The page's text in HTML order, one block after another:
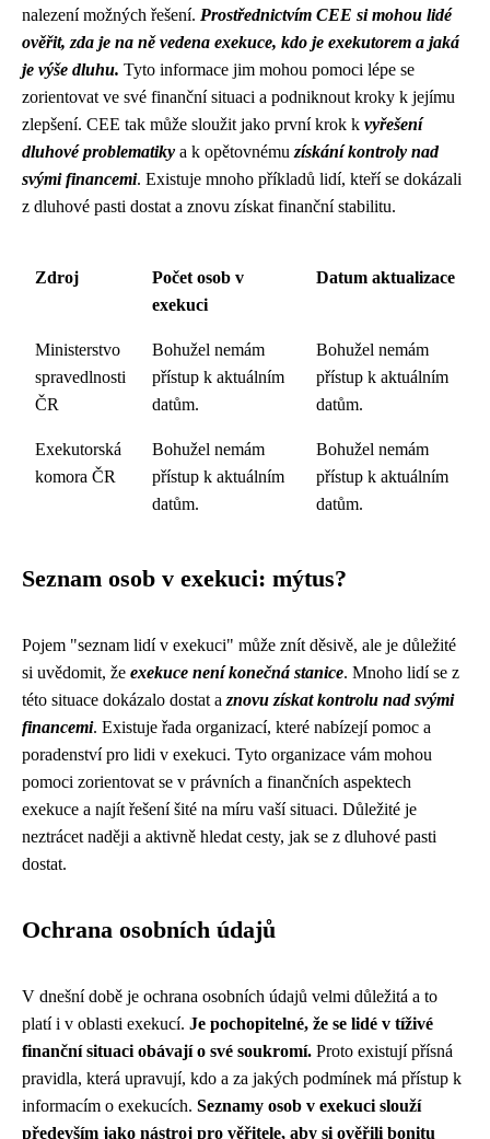
nalezení možných řešení. Prostřednictvím CEE si mohou lidé
ověřit, zda je na ně vedena exekuce, kdo je exekutorem a jaká
je výše dluhu. Tyto informace jim mohou pomoci lépe se
zorientovat ve své finanční situaci a podniknout kroky k jejímu
zlepšení. CEE tak může sloužit jako první krok k vyřešení
dluhové problematiky a k opětovnému získání kontroly nad
svými financemi. Existuje mnoho příkladů lidí, kteří se dokázali
z dluhové pasti dostat a znovu získat finanční stabilitu.
Zdroj
Počet osob v
exekuci
Datum aktualizace
Ministerstvo
spravedlnosti
ČR
Bohužel nemám
přístup k aktuálním
datům.
Bohužel nemám
přístup k aktuálním
datům.
Exekutorská
komora ČR
Bohužel nemám
přístup k aktuálním
datům.
Bohužel nemám
přístup k aktuálním
datům.
Seznam osob v exekuci: mýtus?
Pojem "seznam lidí v exekuci" může znít děsivě, ale je důležité
si uvědomit, že exekuce není konečná stanice. Mnoho lidí se z
této situace dokázalo dostat a znovu získat kontrolu nad svými
financemi. Existuje řada organizací, které nabízejí pomoc a
poradenství pro lidi v exekuci. Tyto organizace vám mohou
pomoci zorientovat se v právních a finančních aspektech
exekuce a najít řešení šité na míru vaší situaci. Důležité je
neztrácet naději a aktivně hledat cesty, jak se z dluhové pasti
dostat.
Ochrana osobních údajů
V dnešní době je ochrana osobních údajů velmi důležitá a to
platí i v oblasti exekucí. Je pochopitelné, že se lidé v tíživé
finanční situaci obávají o své soukromí. Proto existují přísná
pravidla, která upravují, kdo a za jakých podmínek má přístup k
informacím o exekucích. Seznamy osob v exekuci slouží
především jako nástroj pro věřitele, aby si ověřili bonitu